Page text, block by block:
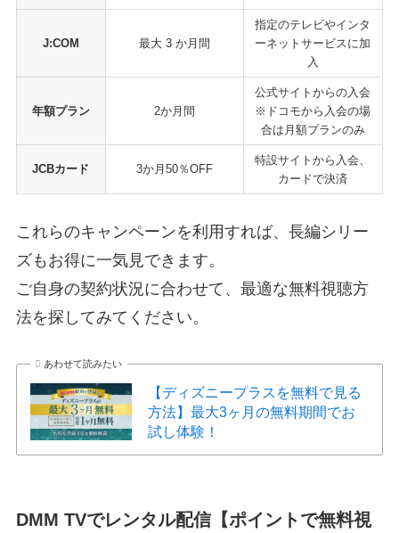
J:COM 最大 3 か月間
指定のテレビやインタ
ーネットサービスに加
入
年額プラン 2か月間
公式サイトからの入会
※ドコモから入会の場
合は月額プランのみ
JCBカード 3か月50％OFF
特設サイトから入会、
カードで決済
これらのキャンペーンを利用すれば、長編シリー
ズもお得に一気見できます。
ご自身の契約状況に合わせて、最適な無料視聴方
法を探してみてください。
あわせて読みたい
【ディズニープラスを無料で見る
方法】最大3ヶ月の無料期間でお
試し体験！
DMM TVでレンタル配信【ポイントで無料視